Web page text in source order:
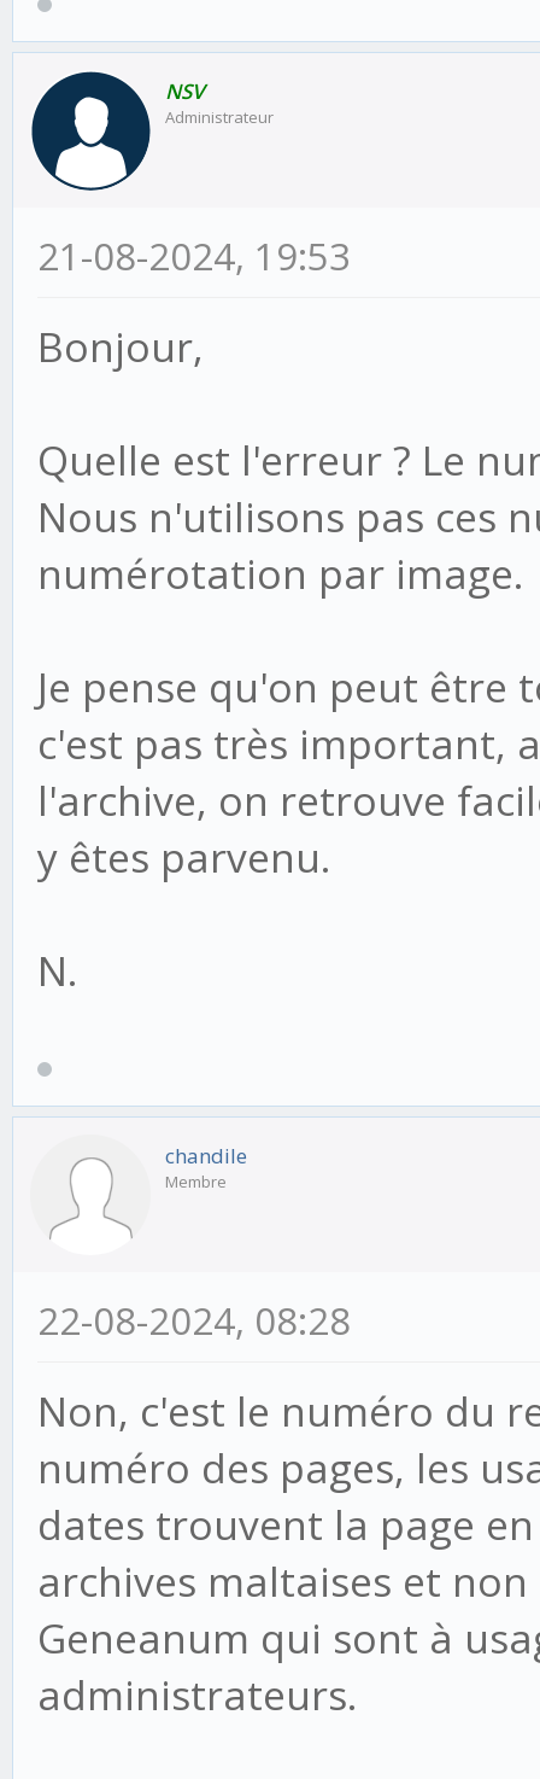
NSV
Administrateur
21-08-2024, 19:53
Bonjour,
Quelle est l'erreur ? Le
Nous n'utilisons pas ces
numérotation par image.
Je pense qu'on peut être
c'est pas très important,
l'archive, on retrouve
y êtes parvenu.
N.
chandile
Membre
22-08-2024, 08:28
Non, c'est le numéro du
numéro des pages, les
dates trouvent la page
archives maltaises et
Geneanum qui sont à
administrateurs.